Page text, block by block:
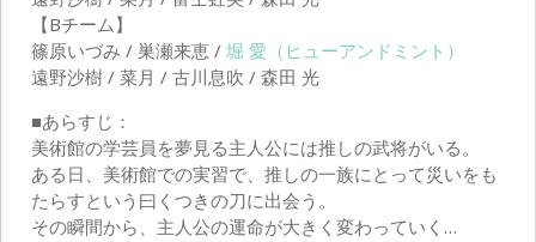
【Bチーム】
篠原いづみ / 巣瀬来恵 / 堀 愛（ヒューアンドミント）
遠野沙樹 / 菜月 / 古川息吹 / 森田 光
■あらすじ：
美術館の学芸員を夢見る主人公には推しの武将がいる。
ある日、美術館での実習で、推しの一族にとって災いをも
たらすという曰くつきの刀に出会う。
その瞬間から、主人公の運命が大きく変わっていく…